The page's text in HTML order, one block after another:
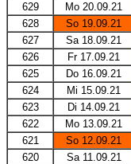
629
Mo 20.09.21
628
So 19.09.21
627
Sa 18.09.21
626
Fr 17.09.21
625
Do 16.09.21
624
Mi 15.09.21
623
Di 14.09.21
622
Mo 13.09.21
621
So 12.09.21
620
Sa 11.09.21